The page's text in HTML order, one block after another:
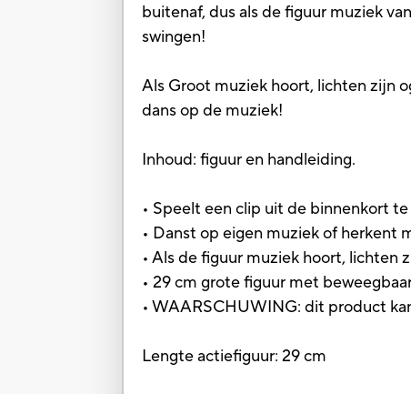
buitenaf, dus als de figuur muziek
swingen!
Als Groot muziek hoort, lichten zijn
dans op de muziek!
Inhoud: figuur en handleiding.
• Speelt een clip uit de binnenkort
• Danst op eigen muziek of herkent
• Als de figuur muziek hoort, lichten
• 29 cm grote figuur met
• WAARSCHUWING: dit product
Lengte actiefiguur: 29 cm